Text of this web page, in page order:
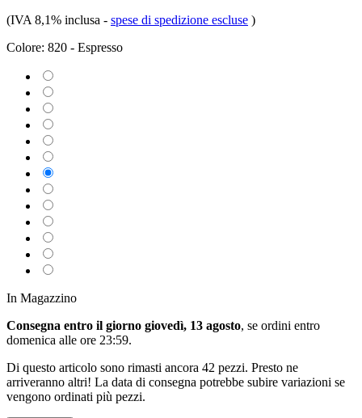
(IVA 8,1% inclusa - spese di spedizione escluse )
Colore: 820 - Espresso
In Magazzino
Consegna entro il giorno giovedì, 13 agosto, se ordini entro
domenica alle ore 23:59.
Di questo articolo sono rimasti ancora 42 pezzi. Presto ne
arriveranno altri! La data di consegna potrebbe subire variazioni se
vengono ordinati più pezzi.